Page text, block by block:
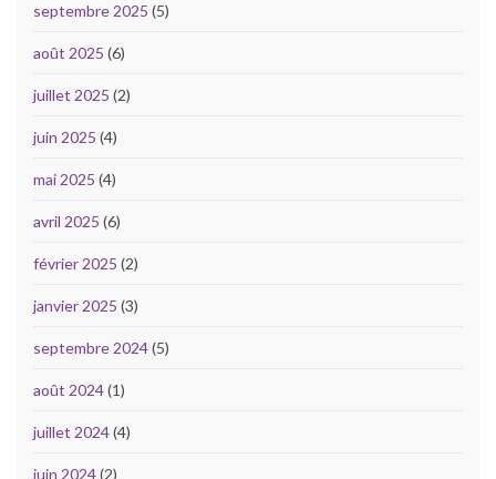
septembre 2025 (5)
août 2025 (6)
juillet 2025 (2)
juin 2025 (4)
mai 2025 (4)
avril 2025 (6)
février 2025 (2)
janvier 2025 (3)
septembre 2024(5)
août 2024(1)
juillet 2024(4)
juin 2024(2)